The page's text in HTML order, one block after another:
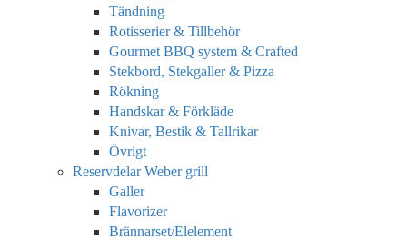
Tändning
Rotisserier & Tillbehör
Gourmet BBQ system & Crafted
Stekbord, Stekgaller & Pizza
Rökning
Handskar & Förkläde
Knivar, Bestik & Tallrikar
Övrigt
Reservdelar Weber grill
Galler
Flavorizer
Brännarset/Elelement